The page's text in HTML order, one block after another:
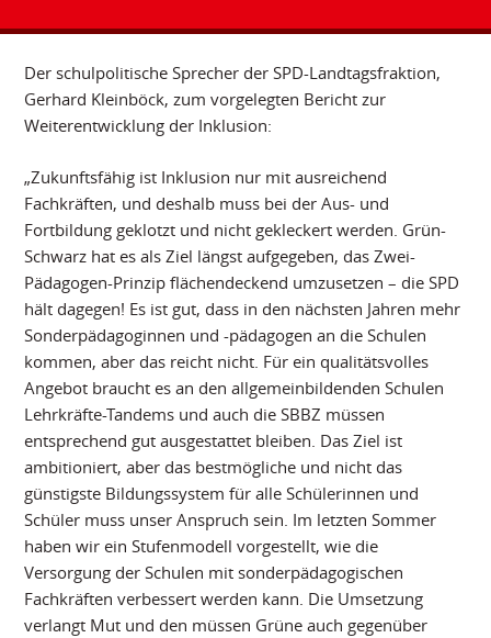
Der schulpolitische Sprecher der SPD-Landtagsfraktion,
Gerhard Kleinböck, zum vorgelegten Bericht zur
Weiterentwicklung der Inklusion:
„Zukunftsfähig ist Inklusion nur mit ausreichend
Fachkräften, und deshalb muss bei der Aus- und
Fortbildung geklotzt und nicht gekleckert werden. Grün-
Schwarz hat es als Ziel längst aufgegeben, das Zwei-
Pädagogen-Prinzip flächendeckend umzusetzen – die SPD
hält dagegen! Es ist gut, dass in den nächsten Jahren mehr
Sonderpädagoginnen und -pädagogen an die Schulen
kommen, aber das reicht nicht. Für ein qualitätsvolles
Angebot braucht es an den allgemeinbildenden Schulen
Lehrkräfte-Tandems und auch die SBBZ müssen
entsprechend gut ausgestattet bleiben. Das Ziel ist
ambitioniert, aber das bestmögliche und nicht das
günstigste Bildungssystem für alle Schülerinnen und
Schüler muss unser Anspruch sein. Im letzten Sommer
haben wir ein Stufenmodell vorgestellt, wie die
Versorgung der Schulen mit sonderpädagogischen
Fachkräften verbessert werden kann. Die Umsetzung
verlangt Mut und den müssen Grüne auch gegenüber